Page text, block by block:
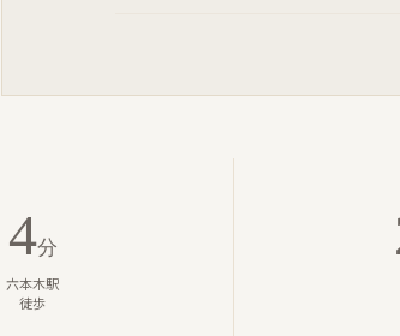
4分
六本木駅
徒歩